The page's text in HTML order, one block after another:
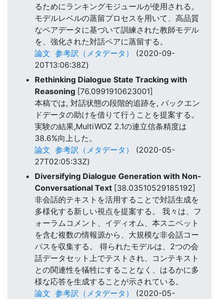
るためにランキングモジュールが使用される。
モデルレベルの蒸留プロセスを用いて、高品質
なペアデータに基づいて訓練された教師モデル
を、強化された対話ペアに蒸留する。
論文 参考訳（メタデータ）
(2020-09-
20T13:06:38Z)
Rethinking Dialogue State Tracking with
Reasoning [76.0991910623001]
本稿では, 対話状態の段階的追跡を, バックエン
ドデータの助けを借りて行うことを提案する。
実験の結果,MultiWOZ 2.1の連立信条精度は
38.6%向上した。
論文 参考訳（メタデータ）
(2020-05-
27T02:05:33Z)
Diversifying Dialogue Generation with Non-
Conversational Text [38.03510529185192]
非会話的テキストを活用することで対話生成を
多様化する新しい視点を提案する。 我々は、フ
ォーラムコメント、イディオム、本スニペット
を含む複数の情報源から、大規模な非会話コー
パスを収集する。 得られたモデルは、2つの会
話データセット上でテストされ、コンテキスト
との関連性を犠牲にすることなく、はるかに多
様な応答を生成することが示されている。
論文 参考訳（メタデータ） (2020-05-